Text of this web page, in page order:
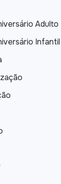
Adulto
Infantil